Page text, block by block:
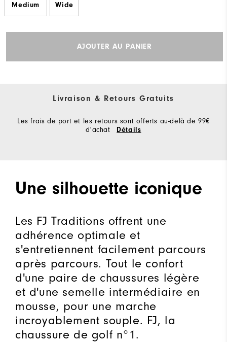
Medium Wide
AJOUTER AU PANIER
Livraison & Retours Gratuits
Les frais de port et les retours sont offerts au-delà de 99€
d'achat
Détails
Une silhouette iconique
Les FJ Traditions offrent une
adhérence optimale et
s'entretiennent facilement parcours
après parcours. Tout le confort
d'une paire de chaussures légère
et d'une semelle intermédiaire en
mousse, pour une marche
incroyablement souple. FJ, la
chaussure de golf n°1.